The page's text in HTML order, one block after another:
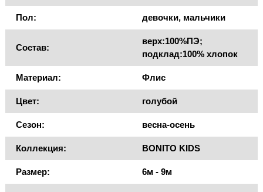
Пол: девочки, мальчики
Состав:
верх:100%ПЭ;
подклад:100% хлопок
Материал: Флис
Цвет: голубой
Сезон: весна-осень
Коллекция: BONITO KIDS
Размер: 6м - 9м